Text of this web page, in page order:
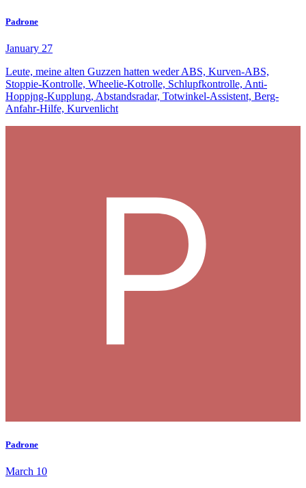
Padrone
January 27
Leute, meine alten Guzzen hatten weder ABS, Kurven-ABS,
Stoppie-Kontrolle, Wheelie-Kotrolle, Schlupfkontrolle, Anti-
Hoppjng-Kupplung, Abstandsradar, Totwinkel-Assistent, Berg-
Anfahr-Hilfe, Kurvenlicht
Padrone
March 10